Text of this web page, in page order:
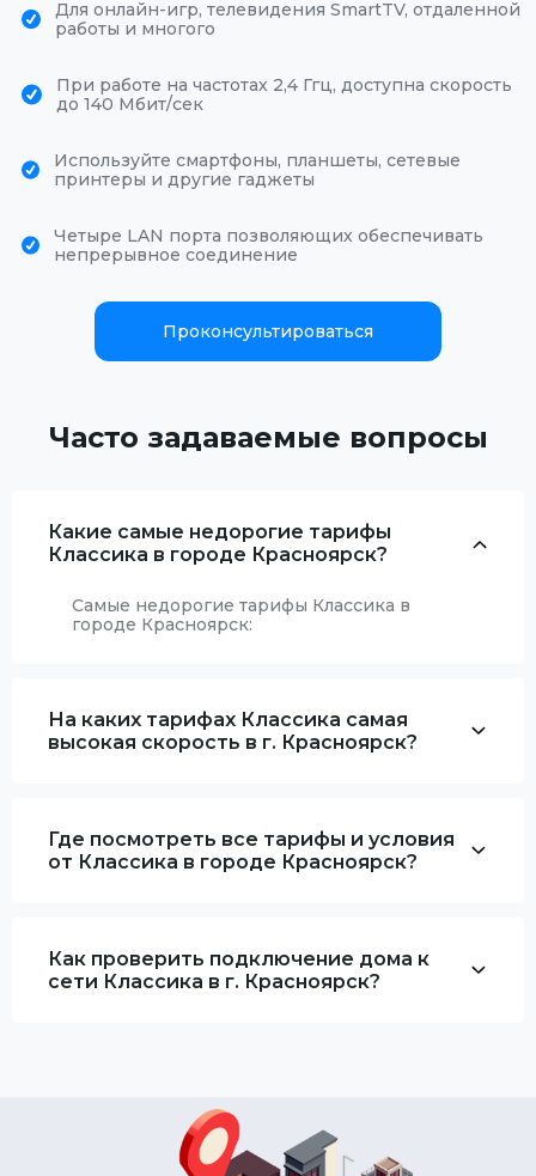
Для онлайн-игр, телевидения SmartTV, отдаленной
работы и многого
При работе на частотах 2,4 Ггц, доступна скорость
до 140 Мбит/сек
Используйте смартфоны, планшеты, сетевые
принтеры и другие гаджеты
Четыре LAN порта позволяющих обеспечивать
непрерывное соединение
Проконсультироваться
Часто задаваемые вопросы
Какие самые недорогие тарифы
Классика в городе Красноярск?
Самые недорогие тарифы Классика в
городе Красноярск:
На каких тарифах Классика самая
высокая скорость в г. Красноярск?
Где посмотреть все тарифы и условия
от Классика в городе Красноярск?
Как проверить подключение дома к
сети Классика в г. Красноярск?